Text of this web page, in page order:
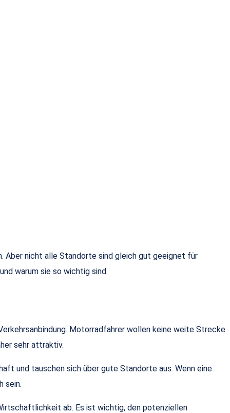
Aber nicht alle Standorte sind gleich gut geeignet für
warum sie so wichtig sind.
Motorradfahrer wollen keine weite Strecke
sehr attraktiv.
und tauschen sich über gute Standorte aus. Wenn eine
sein.
ab. Es ist wichtig, den potenziellen